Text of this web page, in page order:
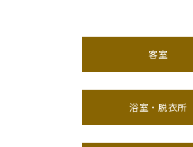
客室
浴室・脱衣所